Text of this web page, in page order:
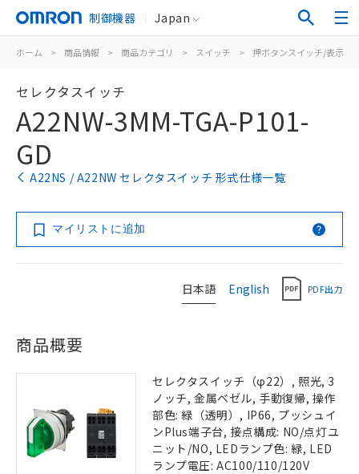
制御機器 Japan
ホーム > 商品情報 > 商品カテゴリ > スイッチ > 押ボタンスイッチ/表示灯
セレクタスイッチ
A22NW-3MM-TGA-P101-
GD
A22NS / A22NW セレクタスイッチ 形式仕様一覧
マイリストに追加
日本語 English PDF出力
商品概要
セレクタスイッチ（φ22）, 照光, 3
ノッチ, 金属ベゼル, 手動復帰, 操作
部色: 緑（透明）, IP66, プッシュイ
ンPlus端子台, 接点構成: NO/点灯ユ
ニット/NO, LEDランプ色: 緑, LED
ランプ電圧: AC100/110/120V